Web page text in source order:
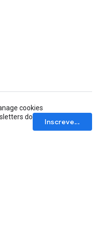
cookies
do
Inscrever-se